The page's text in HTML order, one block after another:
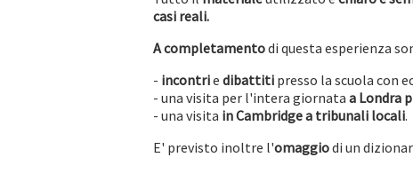
casi reali.
A completamentodi questa esperienza
- incontrie dibattiti presso la scuola con
- una visita per l'intera giornata a Londra
- una visita inCambridge a tribunali locali.
E' previsto inoltre l'omaggiodi un